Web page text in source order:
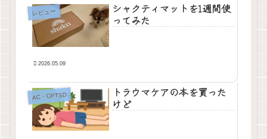
レビュー
シャクティマットを1週間使
ってみた
2026.05.09
AC・CPTSD
トラウマケアの本を買った
けど